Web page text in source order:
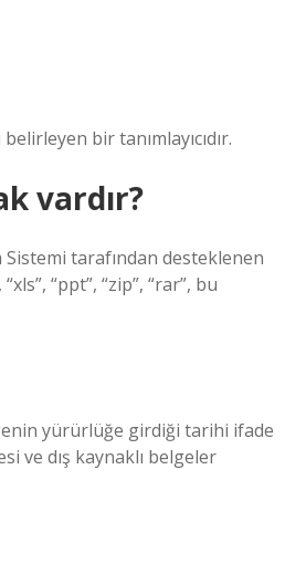
bir tanımlayıcıdır.
vardır?
tarafından desteklenen
“ppt”, “zip”, “rar”, bu
yürürlüğe girdiği tarihi ifade
ve dış kaynaklı belgeler